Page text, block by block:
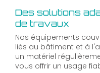
Des solutions
de travaux
Nos équipements
liés au bâtiment et à
un matériel
vous offrir un usage